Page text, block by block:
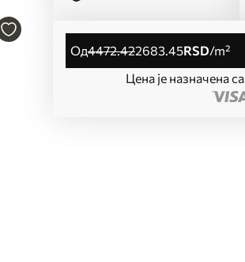
од4472.422683.45RSD/m²
Цена је назначена са